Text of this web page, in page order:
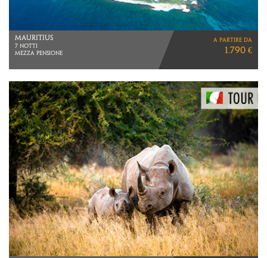
MAURITIUS
7 NOTTI
MEZZA PENSIONE
a partire da
1.790 €